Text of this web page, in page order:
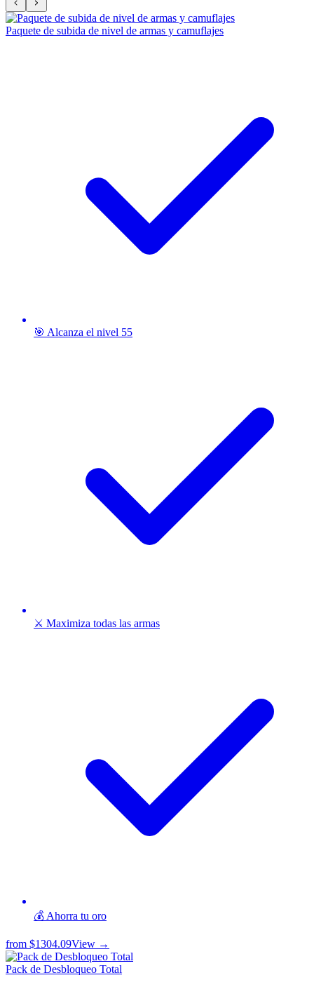
Paquete de subida de nivel de armas y camuflajes
🎯 Alcanza el nivel 55
⚔️ Maximiza todas las armas
💰 Ahorra tu oro
from $1304.09View →
Pack de Desbloqueo Total